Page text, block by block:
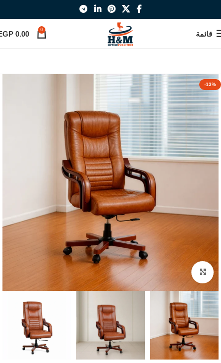
قائمة 0
0.00
-13%
Click to enlarge